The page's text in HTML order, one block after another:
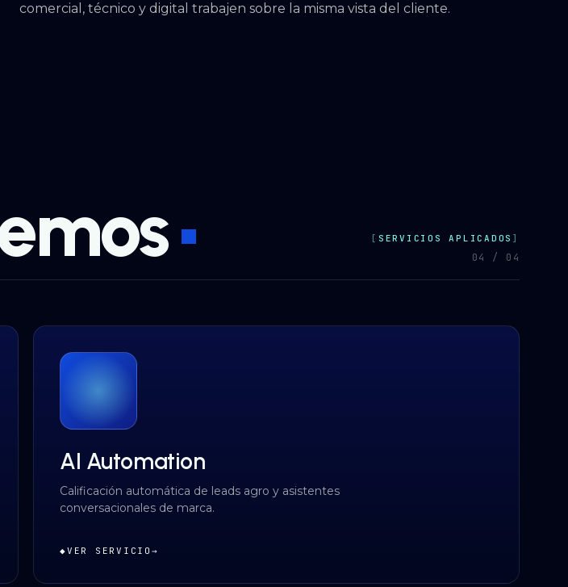
comercial, técnico y digital trabajen sobre la misma vista del cliente.
SERVICIOS APLICADOS
04 / 04
AI Automation
Calificación automática de leads agro y asistentes
conversacionales de marca.
◆VER SERVICIO →